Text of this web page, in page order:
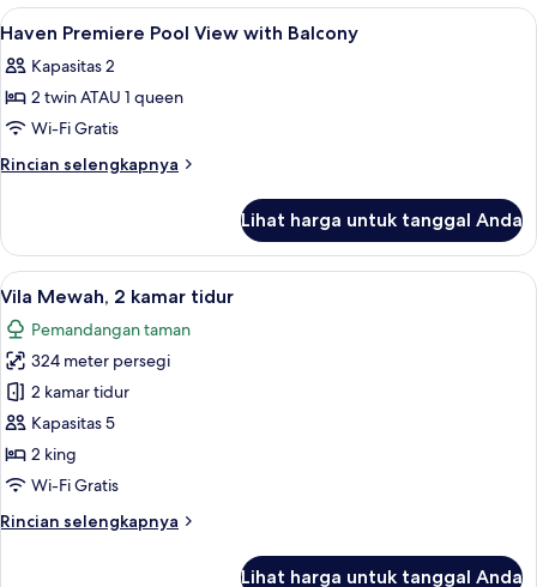
Superior
Lihat
semua
foto
untuk
Haven
Premiere
with
Balcony
Brankas, tempat tidur bayi gratis,
9
Haven Premiere Pool View with Balcony
Kapasitas 2
2 twin ATAU 1 queen
Wi-Fi Gratis
Rincian selengkapnya
Rincian
Haven
Premiere
Pool
with
Balcony
Lihat harga untuk tanggal Anda
Lihat
semua
foto
untuk
Vila
Mewah,
2
kamar
Vila Mewah, 2 kamar tidur |
14
Vila Mewah, 2 kamar tidur
Pemandangan taman
324 meter persegi
2 kamar tidur
Kapasitas 5
2 king
Wi-Fi Gratis
Rincian selengkapnya
Rincian
Lihat harga untuk tanggal Anda